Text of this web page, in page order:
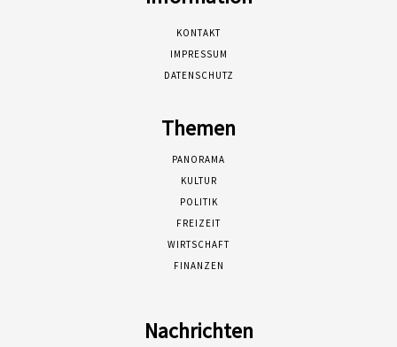
KONTAKT
IMPRESSUM
DATENSCHUTZ
Themen
PANORAMA
KULTUR
POLITIK
FREIZEIT
WIRTSCHAFT
FINANZEN
Nachrichten